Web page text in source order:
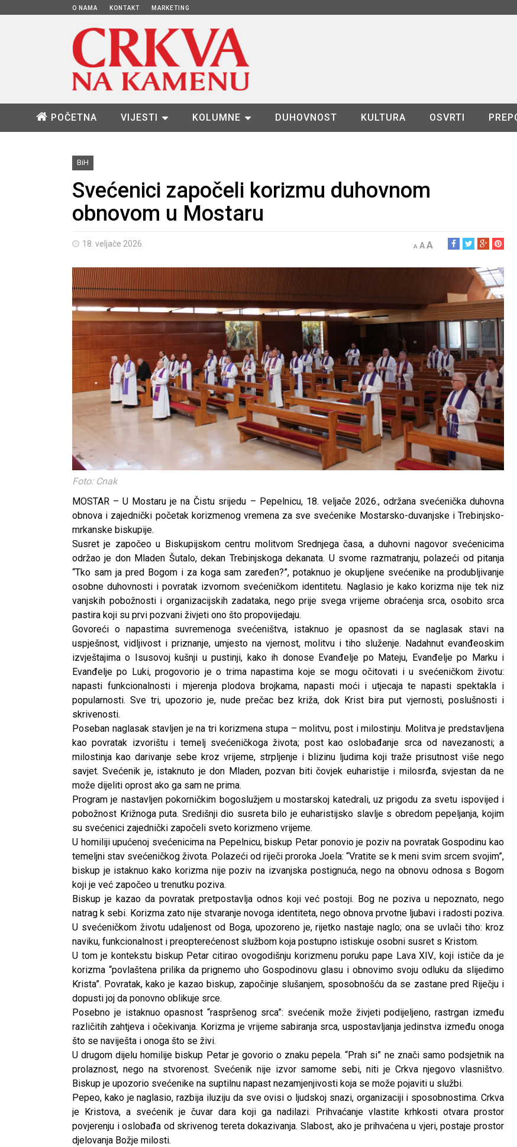
O NAMA KONTAKT MARKETING
POČETNA VIJESTI KOLUMNE DUHOVNOST KULTURA OSVRTI
BiH
Svećenici započeli korizmu duhovnom
obnovom u Mostaru
18. veljače 2026. A AA
Foto: Cnak
MOSTAR – U Mostaru je na Čistu srijedu – Pepelnicu, 18. veljače 2026., održana svećenička duhovna
obnova i zajednički početak korizmenog vremena za sve svećenike Mostarsko-duvanjske i Trebinjsko-
mrkanske biskupije.
Susret je započeo u Biskupijskom centru molitvom Srednjega časa, a duhovni nagovor svećenicima
održao je don Mladen Šutalo, dekan Trebinjskoga dekanata. U svome razmatranju, polazeći od pitanja
“Tko sam ja pred Bogom i za koga sam zaređen?”, potaknuo je okupljene svećenike na produbljivanje
osobne duhovnosti i povratak izvornom svećeničkom identitetu. Naglasio je kako korizma nije tek niz
vanjskih pobožnosti i organizacijskih zadataka, nego prije svega vrijeme obraćenja srca, osobito srca
pastira koji su prvi pozvani živjeti ono što propovijedaju.
Govoreći o napastima suvremenoga svećeništva, istaknuo je opasnost da se naglasak stavi na
uspješnost, vidljivost i priznanje, umjesto na vjernost, molitvu i tiho služenje. Nadahnut evanđeoskim
izvještajima o Isusovoj kušnji u pustinji, kako ih donose Evanđelje po Mateju, Evanđelje po Marku i
Evanđelje po Luki, progovorio je o trima napastima koje se mogu očitovati i u svećeničkom životu:
napasti funkcionalnosti i mjerenja plodova brojkama, napasti moći i utjecaja te napasti spektakla i
popularnosti. Sve tri, upozorio je, nude prečac bez križa, dok Krist bira put vjernosti, poslušnosti i
skrivenosti.
Poseban naglasak stavljen je na tri korizmena stupa – molitvu, post i milostinju. Molitva je predstavljena
kao povratak izvorištu i temelj svećeničkoga života; post kao oslobađanje srca od navezanosti; a
milostinja kao darivanje sebe kroz vrijeme, strpljenje i blizinu ljudima koji traže prisutnost više nego
savjet. Svećenik je, istaknuto je don Mladen, pozvan biti čovjek euharistije i milosrđa, svjestan da ne
može dijeliti oprost ako ga sam ne prima.
Program je nastavljen pokorničkim bogoslužjem u mostarskoj katedrali, uz prigodu za svetu ispovijed i
pobožnost Križnoga puta. Središnji dio susreta bilo je euharistijsko slavlje s obredom pepeljanja, kojim
su svećenici zajednički započeli sveto korizmeno vrijeme.
U homiliji upućenoj svećenicima na Pepelnicu, biskup Petar ponovio je poziv na povratak Gospodinu kao
temeljni stav svećeničkog života. Polazeći od riječi proroka Joela: “Vratite se k meni svim srcem svojim”,
biskup je istaknuo kako korizma nije poziv na izvanjska postignuća, nego na obnovu odnosa s Bogom
koji je već započeo u trenutku poziva.
Biskup je kazao da povratak pretpostavlja odnos koji već postoji. Bog ne poziva u nepoznato, nego
natrag k sebi. Korizma zato nije stvaranje novoga identiteta, nego obnova prvotne ljubavi i radosti poziva.
U svećeničkom životu udaljenost od Boga, upozoreno je, rijetko nastaje naglo; ona se uvlači tiho: kroz
naviku, funkcionalnost i preopterećenost službom koja postupno istiskuje osobni susret s Kristom.
U tom je kontekstu biskup Petar citirao ovogodišnju korizmenu poruku pape Lava XIV., koji ističe da je
korizma “povlaštena prilika da prignemo uho Gospodinovu glasu i obnovimo svoju odluku da slijedimo
Krista”. Povratak, kako je kazao biskup, započinje slušanjem, sposobnošću da se zastane pred Riječju i
dopusti joj da ponovno oblikuje srce.
Posebno je istaknuo opasnost “raspršenog srca”: svećenik može živjeti podijeljeno, rastrgan između
različitih zahtjeva i očekivanja. Korizma je vrijeme sabiranja srca, uspostavljanja jedinstva između onoga
što se naviješta i onoga što se živi.
U drugom dijelu homilije biskup Petar je govorio o znaku pepela. “Prah si” ne znači samo podsjetnik na
prolaznost, nego na stvorenost. Svećenik nije izvor samome sebi, niti je Crkva njegovo vlasništvo.
Biskup je upozorio svećenike na suptilnu napast nezamjenjivosti koja se može pojaviti u službi.
Pepeo, kako je naglasio, razbija iluziju da sve ovisi o ljudskoj snazi, organizaciji i sposobnostima. Crkva
je Kristova, a svećenik je čuvar dara koji ga nadilazi. Prihvaćanje vlastite krhkosti otvara prostor
povjerenju i oslobađa od skrivenog tereta dokazivanja. Slabost, ako je prihvaćena u vjeri, postaje prostor
djelovanja Božje milosti.